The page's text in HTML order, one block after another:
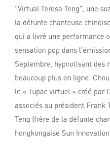
"Virtual Teresa Teng", une
la défunte chanteuse
qui a livré une performance
sensation pop dans
Septembre, hypnotisant
beaucoup plus en ligne.
le « Tupac virtuel » créé par
associés au président Frank
Teng (frère de la défunte
hongkongaise Sun